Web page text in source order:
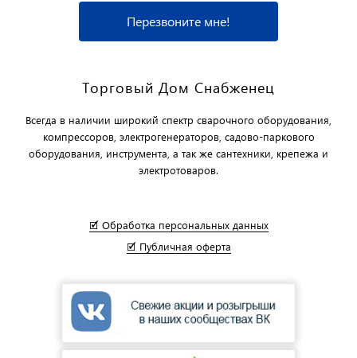
Перезвоните мне!
Торговый Дом Снабженец
Всегда в наличии широкий спектр сварочного оборудования,
компрессоров, электрогенераторов, садово-паркового
оборудования, инструмента, а так же сантехники, крепежа и
электротоваров.
🗹 Обработка персональных данных
🗹 Публичная оферта